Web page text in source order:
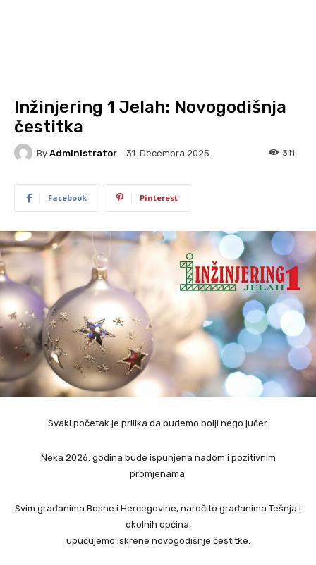
Inžinjering 1 Jelah: Novogodišnja
čestitka
By Administrator 31. Decembra 2025. 311
Facebook Pinterest
Svaki početak je prilika da budemo bolji nego jučer.
Neka 2026. godina bude ispunjena nadom i pozitivnim
promjenama.
Svim građanima Bosne i Hercegovine, naročito građanima Tešnja i
okolnih općina,
upućujemo iskrene novogodišnje čestitke.